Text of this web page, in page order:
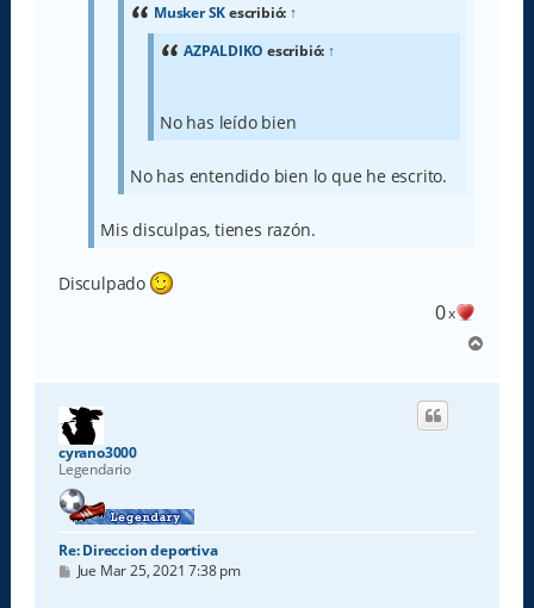
Musker SKescribió: ↑
AZPALDIKO escribió: ↑
No has leído bien
No has entendido bien lo que he escrito.
Mis disculpas, tienes razón.
Disculpado
0x
r
cyrano3000
Legendario
Re: Direccion deportiva
M
Jue Mar 25, 2021 7:38 pm